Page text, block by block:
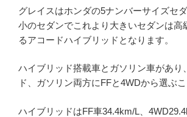
グレイスはホンダの5ナンバーサイズセ
小のセダンでこれより大きいセダンは高
るアコードハイブリッドとなります。
ハイブリッド搭載車とガソリン車があり
ド、ガソリン両方にFFと4WDから選ぶこ
ハイブリッドはFF車34.4km/L、